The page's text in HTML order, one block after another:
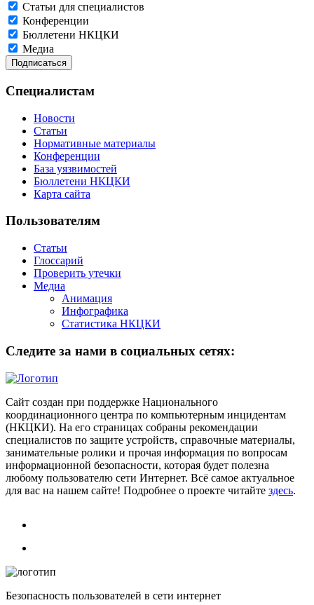
Статьи для специалистов
Конференции
Бюллетени НКЦКИ
Медиа
Специалистам
Новости
Статьи
Нормативные материалы
Конференции
База уязвимостей
Бюллетени НКЦКИ
Карта сайта
Пользователям
Статьи
Глоссарий
Проверить утечки
Медиа
Анимация
Инфографика
Статистика НКЦКИ
Следите за нами в социальных сетях:
Сайт создан при поддержке Национального
координационного центра по компьютерным инцидентам
(НКЦКИ). На его страницах собраны рекомендации
специалистов по защите устройств, справочные материалы,
занимательные ролики и прочая информация по вопросам
информационной безопасности, которая будет полезна
любому пользователю сети Интернет. Всё самое актуальное
для вас на нашем сайте! Подробнее о проекте читайте здесь.
Безопасность пользователей в сети интернет